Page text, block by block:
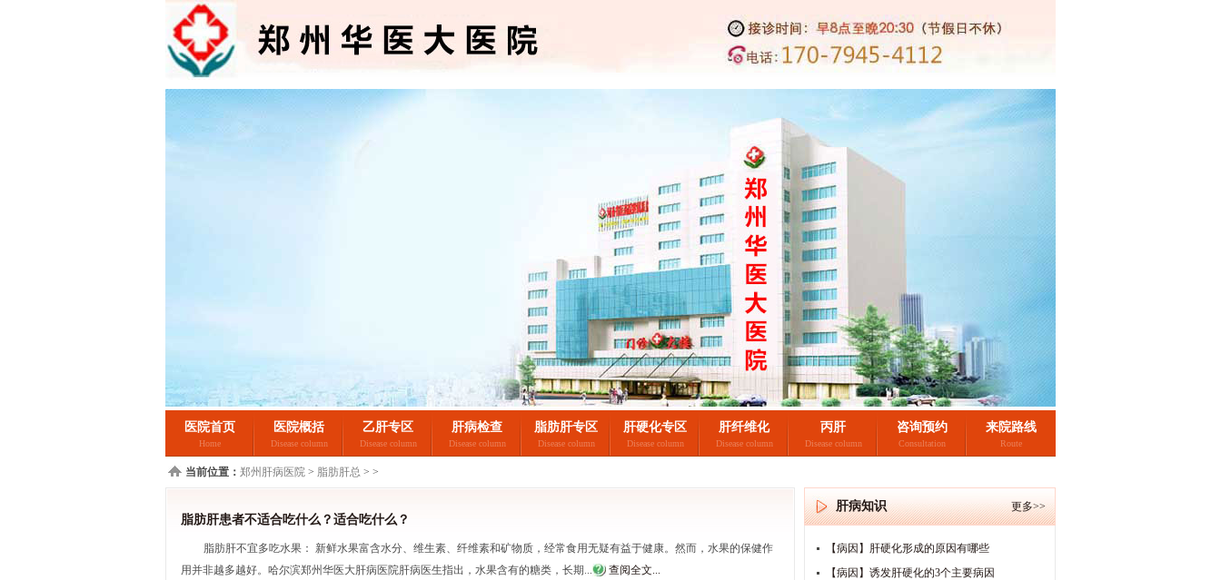
医院首页
Home
医院概括
Disease column
乙肝专区
Disease column
肝病检查
Disease column
脂肪肝专区
Disease column
肝硬化专区
Disease column
肝纤维化
Disease column
丙肝
Disease column
咨询预约
Consultation
来院路线
Route
当前位置： 郑州肝病医院 > 脂肪肝总 > >
脂肪肝患者不适合吃什么？适合吃什么？
脂肪肝不宜多吃水果： 新鲜水果富含水分、维生素、纤维素和矿物质，经常食用无疑有益于健康。然而，水果的保健作
用并非越多越好。哈尔滨郑州华医大肝病医院肝病医生指出，水果含有的糖类，长期...
查阅全文...
肝病知识 更多>>
【病因】肝硬化形成的原因有哪些
【病因】诱发肝硬化的3个主要病因